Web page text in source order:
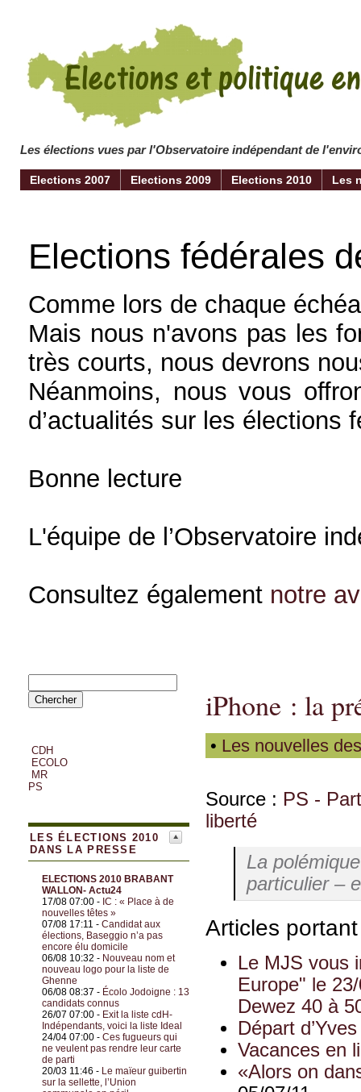
Les élections vues par l'Observatoire indépendant de
Elections 2007 Elections 2009 Elections 2010 Les
Elections fédérales
Comme lors de chaque
Mais nous n'avons pas les
très courts, nous devrons
Néanmoins, nous vous
d’actualités sur les élections
Bonne lecture
L'équipe de l’Observatoire
Consultez également notre
CDH
ECOLO
MR
PS
LES ÉLECTIONS 2010
DANS LA PRESSE
ELECTIONS 2010 BRABANT
WALLON- Actu24
17/08 07:00 - IC : « Place à de
nouvelles têtes »
07/08 17:11 - Candidat aux
élections, Baseggio n’a pas
encore élu domicile
06/08 10:32 - Nouveau nom et
nouveau logo pour la liste de
Ghenne
06/08 08:37 - Écolo Jodoigne : 13
candidats connus
26/07 07:00 - Exit la liste cdH-
Indépendants, voici la liste Ideal
24/04 07:00 - Ces fugueurs qui
ne veulent pas rendre leur carte
de parti
20/03 11:46 - Le maïeur guibertin
sur la sellette, l’Union
iPhone : la
• Les nouvelles
Source : PS -
liberté
La
particulier –
Articles
Le MJS vous
Europe" le
Dewez 40 à
Départ
Vacances en
«Alors on